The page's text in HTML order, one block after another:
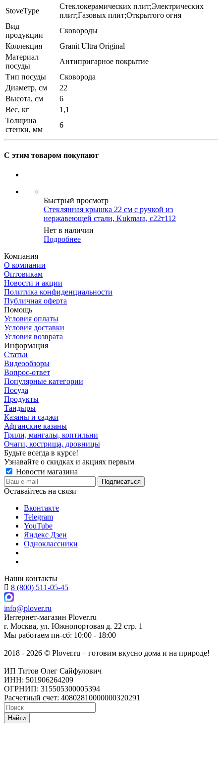
StoveType
Стеклокерамических плит;Электрических
плит;Газовых плит;Открытого огня
Вид
продукции
Сковороды
Коллекция
Granit Ultra Original
Материал
посуды
Антипригарное покрытие
Тип посуды
Сковорода
Диаметр, см
22
Высота, см
6
Вес, кг
1,1
Толщина
стенки, мм
6
С этим товаром покупают
Быстрый просмотр
Стеклянная крышка 22 см с ручкой из
нержавеющей стали, Kukmara, с22т112
Нет в наличии
Подробнее
Компания
О компании
Оптовикам
Новости и акции
Политика конфиденциальности
Публичная оферта
Помощь
Условия оплаты
Условия доставки
Условия возврата
Информация
Статьи
Видеообзоры
Вопрос-ответ
Популярные категории
Посуда
Продукты
Тандыры
Казаны и саджи
Афганские казаны
Грили, мангалы, коптильни
Очаги, кострища, дровницы
Будьте всегда в курсе!
Узнавайте о скидках и акциях первым
Новости магазина
Оставайтесь на связи
Вконтакте
Telegram
YouTube
Яндекс Дзен
Одноклассники
Наши контакты
8 (800) 511-05-45
info@plover.ru
Интернет-магазин Plover.ru
г. Москва, ул. Южнопортовая д. 22 стр. 1
Мы работаем пн-сб: 10:00 - 18:00
2018 - 2026 © Plover.ru – готовим вкусно дома и на природе!
ИП Титов Олег Сайфулович
ИНН: 501906264209
ОГРНИП: 315505300005394
Расчетный счет: 40802810000000320291
Найти